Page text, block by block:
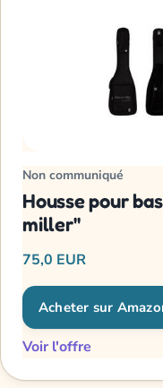
Non communiqué
Housse pour
miller"
75,0 EUR
Acheter sur
Voir l'offre